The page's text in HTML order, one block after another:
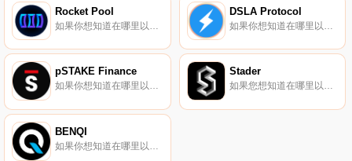
Rocket Pool DSLA Protocol
pSTAKE Finance
如果你想知道在哪里以當前價格購買pSTAKE Finance,目前交易{pSTAKE Finance]股票的頂級加密貨幣交易所是OKX、CoinW、ByPSTAKEt、Bitget和Hotcoin Global。您可以在我們的加密貨幣交易所頁面上找到其他列表.
Stader
如果您想知道在哪里以當前價格購買Stader,目前交易｛SDnname｝股票的頂級加密貨幣交易所是OKX、BySDt、Bitget、BingX和Gate.io。您可以在我們的加密貨幣交易所頁面上找到其他交易所.
BENQI
如果你想知道在哪里以當前價格購買BENQI,目前交易{BENQI]股票的頂級加密貨幣交易所是Binance、Deepcoin、CoinW、Bitrue和DigiFinex。您可以在我們的加密貨幣交易所頁面上找到其他列表.